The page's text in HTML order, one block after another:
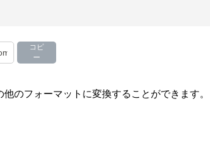
コピ
ー
のフォーマットに変換することができます。